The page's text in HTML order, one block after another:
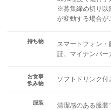
※募集締め切り以
が変動する場合が
持ち物
スマートフォン
証、マイナンバー
お食事
飲み物
ソフトドリンク付
服装 清潔感のある服装